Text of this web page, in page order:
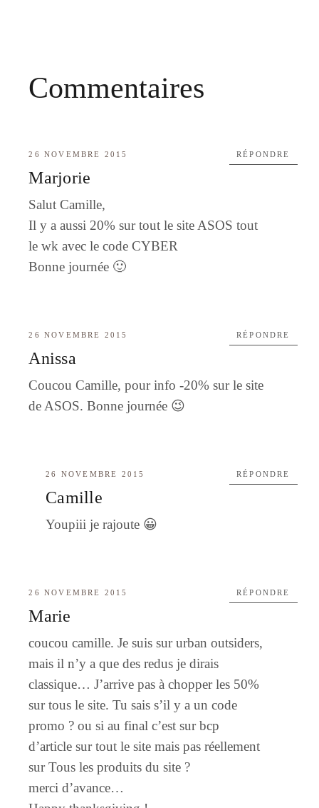
Commentaires
26 NOVEMBRE 2015
Marjorie
Salut Camille,
Il y a aussi 20% sur tout le site ASOS tout
le wk avec le code CYBER
Bonne journée 🙂
RÉPONDRE
26 NOVEMBRE 2015
Anissa
Coucou Camille, pour info -20% sur le site
de ASOS. Bonne journée 😉
RÉPONDRE
26 NOVEMBRE 2015
Camille
Youpiii je rajoute 😀
RÉPONDRE
26 NOVEMBRE 2015
Marie
coucou camille. Je suis sur urban outsiders,
mais il n’y a que des redus je dirais
classique… J’arrive pas à chopper les 50%
sur tous le site. Tu sais s’il y a un code
promo ? ou si au final c’est sur bcp
d’article sur tout le site mais pas réellement
sur Tous les produits du site ?
merci d’avance…
RÉPONDRE